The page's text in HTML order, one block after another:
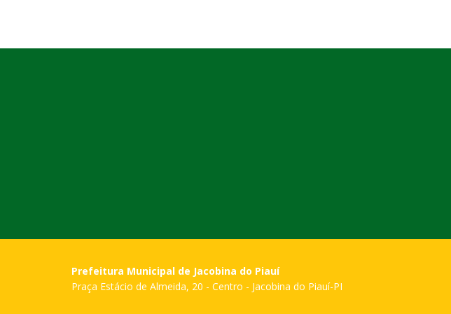
Prefeitura Municipal de Jacobina do Piauí
Praça Estácio de Almeida, 20 - Centro - Jacobina do Piauí-PI